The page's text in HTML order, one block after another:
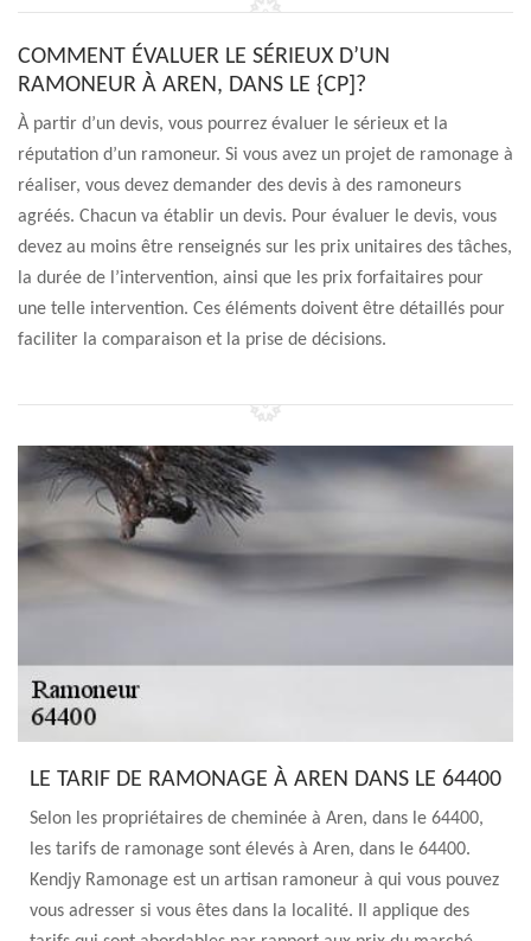
COMMENT ÉVALUER LE SÉRIEUX D’UN
RAMONEUR À AREN, DANS LE {CP]?
À partir d’un devis, vous pourrez évaluer le sérieux et la
réputation d’un ramoneur. Si vous avez un projet de ramonage à
réaliser, vous devez demander des devis à des ramoneurs
agréés. Chacun va établir un devis. Pour évaluer le devis, vous
devez au moins être renseignés sur les prix unitaires des tâches,
la durée de l’intervention, ainsi que les prix forfaitaires pour
une telle intervention. Ces éléments doivent être détaillés pour
faciliter la comparaison et la prise de décisions.
LE TARIF DE RAMONAGE À AREN DANS LE 64400
Selon les propriétaires de cheminée à Aren, dans le 64400,
les tarifs de ramonage sont élevés à Aren, dans le 64400.
Kendjy Ramonage est un artisan ramoneur à qui vous pouvez
vous adresser si vous êtes dans la localité. Il applique des